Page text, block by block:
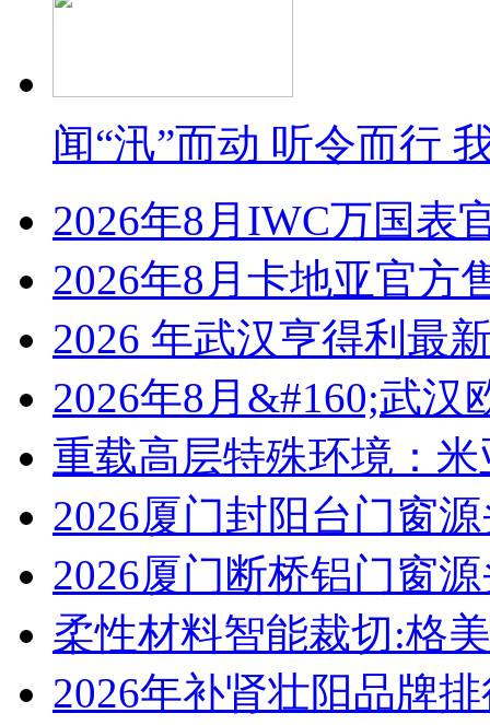
闻“汛”而动 听令而行
2026年8月IWC万国表
2026年8月卡地亚官方
2026 年武汉亨得利最
2026年8月&#160;武汉
重载高层特殊环境：
2026厦门封阳台门窗
2026厦门断桥铝门窗
柔性材料智能裁切:格
2026年补肾壮阳品牌